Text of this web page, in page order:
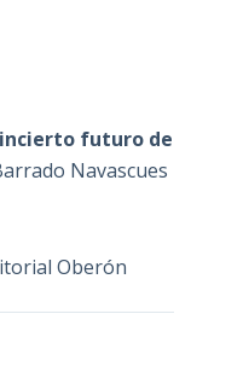
incierto futuro de
Navascues
Oberón